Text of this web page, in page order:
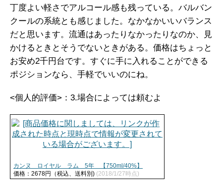
丁度よい軽さでアルコール感も残っている。バルバン
クールの系統とも感じました。なかなかいいバランス
だと思います。流通はあったりなかったりなのか、見
かけるときとそうでないときがある。価格はちょっと
お安め2千円台です。すぐに手に入れることができる
ポジションなら、手軽でいいのにね。
<個人的評価>：3.場合によっては頼むよ
カンヌ ロイヤル ラム 5年 【750ml/40%】
価格：2678円（税込、送料別) (2018/1/27時点)